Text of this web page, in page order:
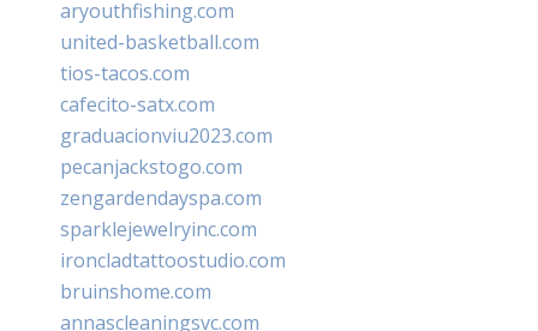
aryouthfishing.com
united-basketball.com
tios-tacos.com
cafecito-satx.com
graduacionviu2023.com
pecanjackstogo.com
zengardendayspa.com
sparklejewelryinc.com
ironcladtattoostudio.com
bruinshome.com
annascleaningsvc.com